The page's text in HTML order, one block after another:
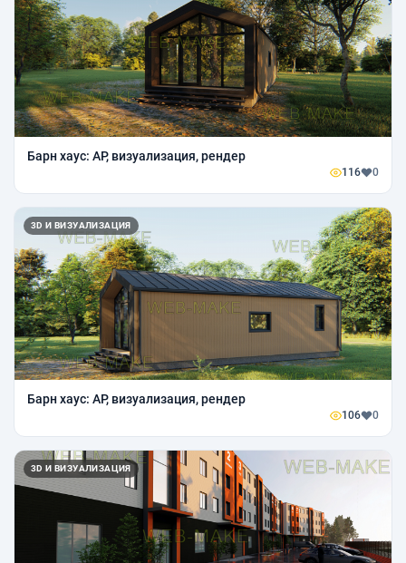
Барн хаус: АР, визуализация, рендер
116 0
3D И ВИЗУАЛИЗАЦИЯ
Барн хаус: АР, визуализация, рендер
106 0
3D И ВИЗУАЛИЗАЦИЯ